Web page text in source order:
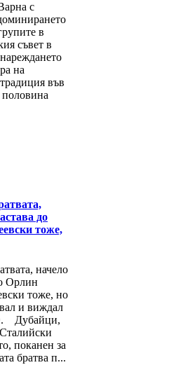
с
в
съвет в
на
във
половина
до
тоже,
начело
Орлин
тоже, но
и виждал
Дубайци,
поканен за
братва п...